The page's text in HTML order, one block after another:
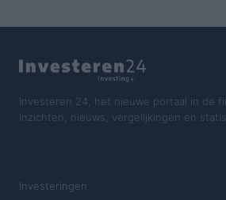
Investeren 24, het nieuwe portaal in de
Inzichten, nieuws, vergelijkingen en
Investeringen